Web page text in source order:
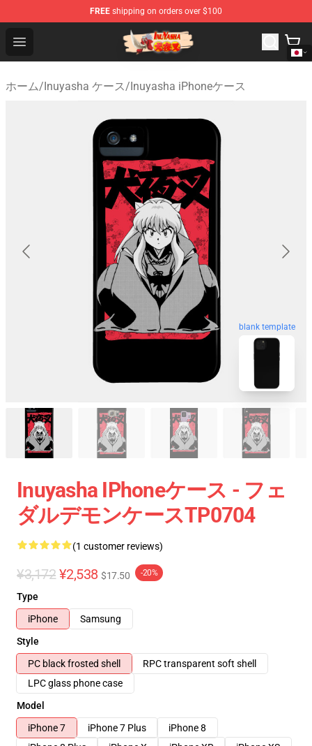
FREE shipping on orders over $100
Open menu
Inuyasha Store - Official Inuyasha Merchandise Shop
ホーム/Inuyasha ケース/Inuyasha iPhoneケース
blank template
Inuyasha IPhoneケース - フェ
ダルデモンケースTP0704
(1 customer reviews)
¥3,172 ¥2,538 $17.50 -20%
Type
iPhone
Samsung
Style
PC black frosted shell
RPC transparent soft shell
LPC glass phone case
Model
iPhone 7
iPhone 7 Plus
iPhone 8